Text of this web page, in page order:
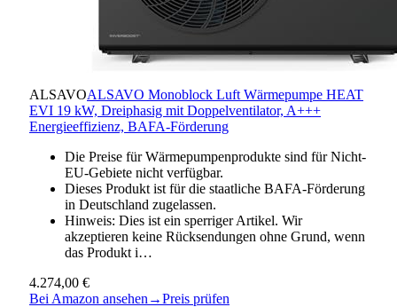
ALSAVOALSAVO Monoblock Luft Wärmepumpe HEAT
EVI 19 kW, Dreiphasig mit Doppelventilator, A+++
Energieeffizienz, BAFA-Förderung
Die Preise für Wärmepumpenprodukte sind für Nicht-
EU-Gebiete nicht verfügbar.
Dieses Produkt ist für die staatliche BAFA-Förderung
in Deutschland zugelassen.
Hinweis: Dies ist ein sperriger Artikel. Wir
akzeptieren keine Rücksendungen ohne Grund, wenn
das Produkt i…
4.274,00 €
Bei Amazon ansehen →Preis prüfen